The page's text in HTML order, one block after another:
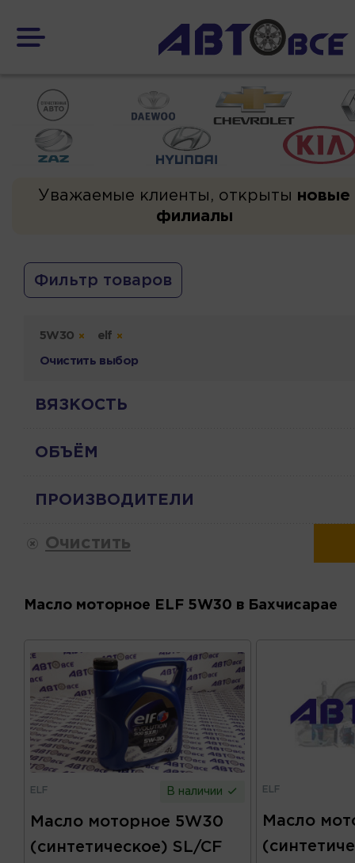
Уважаемые клиенты, открыты новые
филиалы
Фильтр товаров
5W30 elf
Очистить выбор
ВЯЗКОСТЬ
ОБЪЁМ
ПРОИЗВОДИТЕЛИ
Очистить
Масло моторное ELF 5W30 в Бахчисарае
ELF В наличии
Масло моторное 5W30
(синтетическое) SL/CF
ELF
Масло